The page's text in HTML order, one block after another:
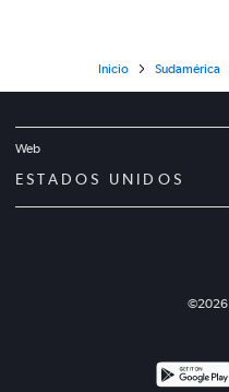
Inicio Sudamérica
Web
ESTADOS UNIDOS
©2026